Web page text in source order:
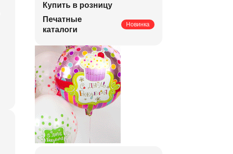
Купить в розницу
Печатные
каталоги
Новинка